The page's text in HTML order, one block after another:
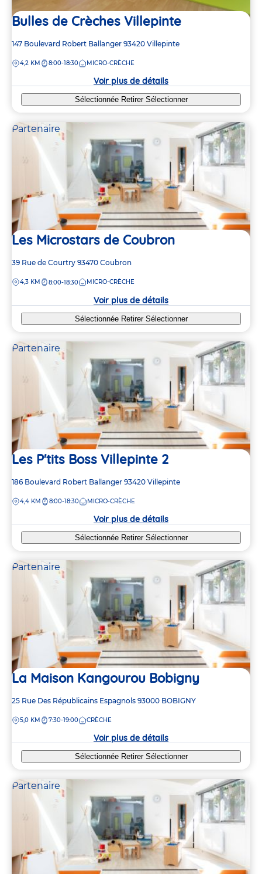
Bulles de Crèches Villepinte
Adresse
la
147 Boulevard Robert Ballanger 93420 Villepinte
DISTANCE
4,2 KM 8:00-18:30 MICRO-CRÈCHE
Voir plus de détails
Sélectionnée Retirer Sélectionner
Partenaire
Les Microstars de Coubron
Adresse
la
39 Rue de Courtry 93470 Coubron
DISTANCE
4,3 KM 8:00-18:30 MICRO-CRÈCHE
Voir plus de détails
Sélectionnée Retirer Sélectionner
Partenaire
Les P'tits Boss Villepinte 2
Adresse
la
186 Boulevard Robert Ballanger 93420 Villepinte
DISTANCE
4,4 KM 8:00-18:30 MICRO-CRÈCHE
Voir plus de détails
Sélectionnée Retirer Sélectionner
Partenaire
La Maison Kangourou Bobigny
Adresse
la
25 Rue Des Républicains Espagnols 93000 BOBIGNY
DISTANCE
5,0 KM 7:30-19:00 CRÈCHE
Voir plus de détails
Sélectionnée Retirer Sélectionner
Partenaire